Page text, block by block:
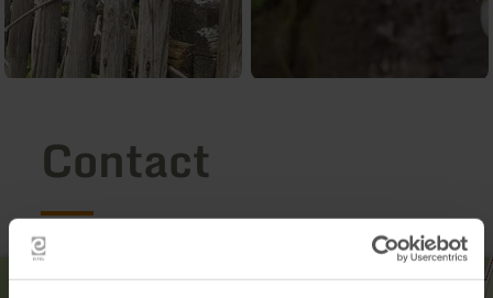
Contact